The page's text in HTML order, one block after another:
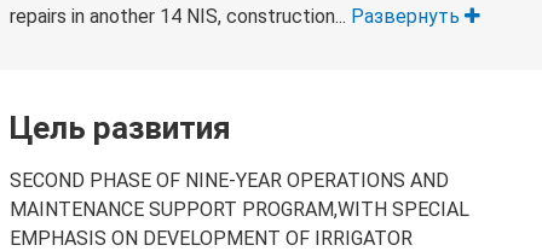
repairs in another 14 NIS, construction... Развернуть
Цель развития
SECOND PHASE OF NINE-YEAR OPERATIONS AND
MAINTENANCE SUPPORT PROGRAM,WITH SPECIAL
EMPHASIS ON DEVELOPMENT OF IRRIGATOR